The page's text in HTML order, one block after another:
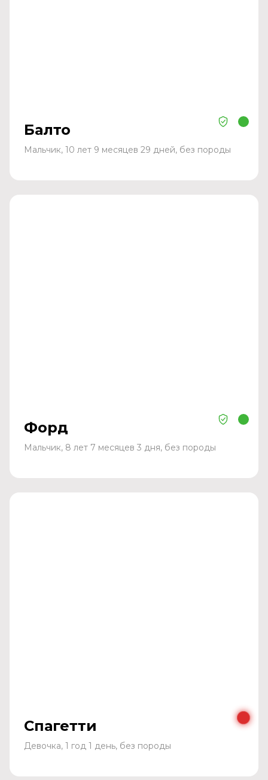
Балто
Мальчик, 10 лет 9 месяцев 29 дней, без породы
Форд
Мальчик, 8 лет 7 месяцев 3 дня, без породы
Спагетти
Девочка, 1 год 1 день, без породы